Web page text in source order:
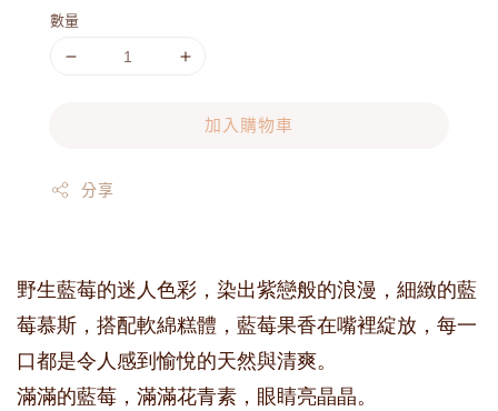
數量
加入購物車
分享
野生藍莓的迷人色彩，染出紫戀般的浪漫，細緻的藍
莓慕斯，搭配軟綿糕體，藍莓果香在嘴裡綻放，每一
口都是令人感到愉悅的天然與清爽。
滿滿的藍莓，滿滿花青素，眼睛亮晶晶。